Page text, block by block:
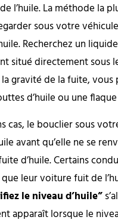
l’huile. La méthode la
sous votre
Recherchez un
situé directement sous
gravité de la fuite,
d’huile ou une
cas, le bouclier sous
avant qu’elle ne se
d’huile. Certains
leur voiture fuit de
le niveau d’huile”
apparaît lorsque le